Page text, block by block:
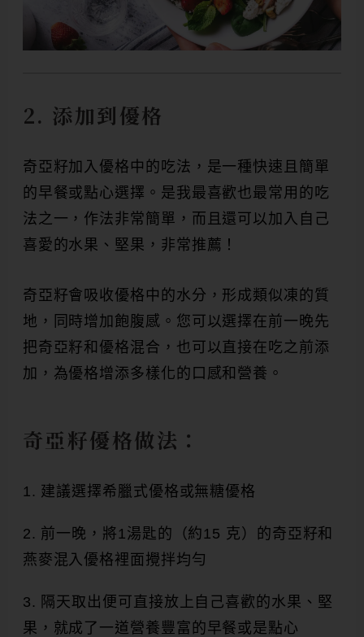
2. 添加到優格
奇亞籽加入優格中的吃法，是一種快速且簡單
的早餐或點心選擇。是我最喜歡也最常用的吃
法之一，作法非常簡單，而且還可以加入自己
喜愛的水果、堅果，非常推薦！
奇亞籽會吸收優格中的水分，形成類似凍的質
地，同時增加飽腹感。您可以選擇在前一晚先
把奇亞籽和優格混合，也可以直接在吃之前添
加，為優格增添多樣化的口感和營養。
奇亞籽優格做法：
建議選擇希臘式優格或無糖優格
前一晚，將1湯匙的（約15 克）的奇亞籽和
燕麥混入優格裡面攪拌均勻
隔天取出便可直接放上自己喜歡的水果、堅
果，就成了一道營養豐富的早餐或是點心